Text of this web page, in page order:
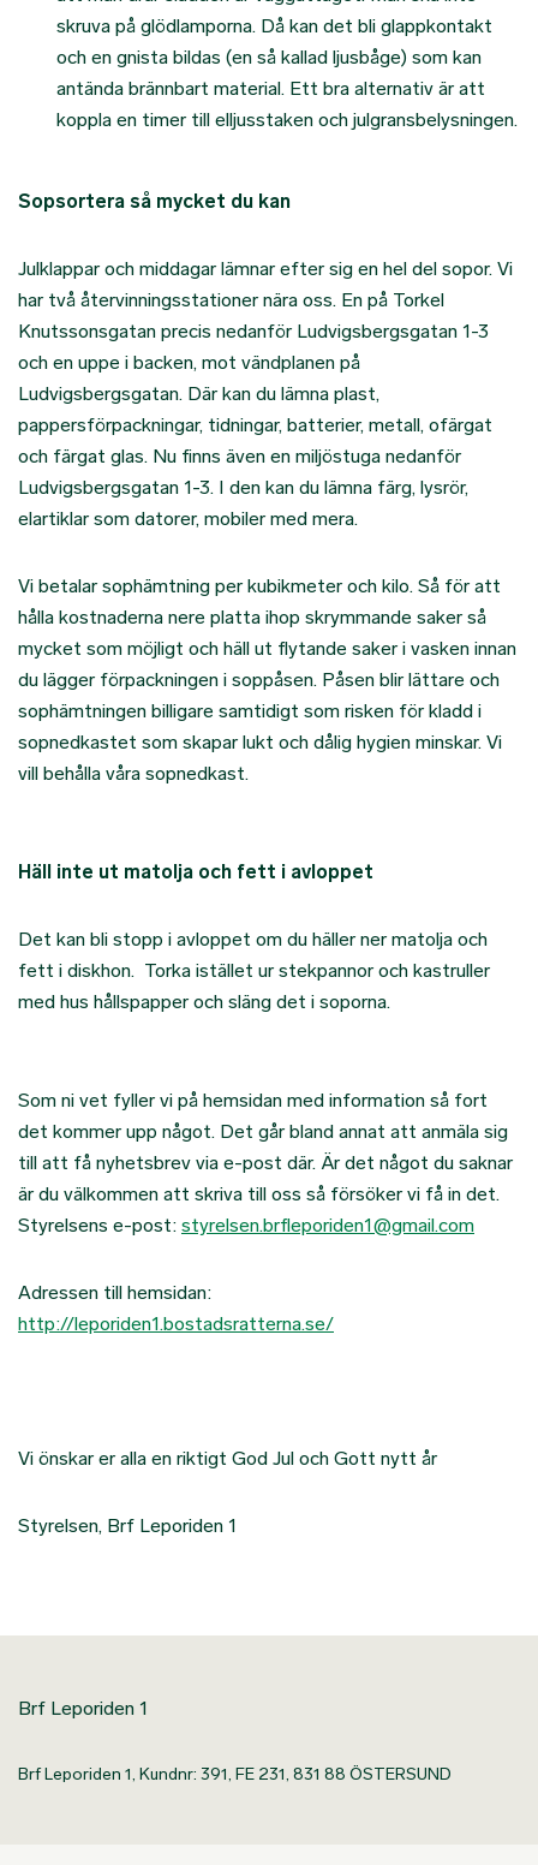
skruva på glödlamporna. Då kan det bli glappkontakt
och en gnista bildas (en så kallad ljusbåge) som kan
antända brännbart material. Ett bra alternativ är att
koppla en timer till elljusstaken och julgransbelysningen.
Sopsortera så mycket du kan
Julklappar och middagar lämnar efter sig en hel del sopor. Vi
har två återvinningsstationer nära oss. En på Torkel
Knutssonsgatan precis nedanför Ludvigsbergsgatan 1-3
och en uppe i backen, mot vändplanen på
Ludvigsbergsgatan. Där kan du lämna plast,
pappersförpackningar, tidningar, batterier, metall, ofärgat
och färgat glas. Nu finns även en miljöstuga nedanför
Ludvigsbergsgatan 1-3. I den kan du lämna färg, lysrör,
elartiklar som datorer, mobiler med mera.
Vi betalar sophämtning per kubikmeter och kilo. Så för att
hålla kostnaderna nere platta ihop skrymmande saker så
mycket som möjligt och häll ut flytande saker i vasken innan
du lägger förpackningen i soppåsen. Påsen blir lättare och
sophämtningen billigare samtidigt som risken för kladd i
sopnedkastet som skapar lukt och dålig hygien minskar. Vi
vill behålla våra sopnedkast.
Häll inte ut matolja och fett i avloppet
Det kan bli stopp i avloppet om du häller ner matolja och
fett i diskhon. Torka istället ur stekpannor och kastruller
med hus hållspapper och släng det i soporna.
Som ni vet fyller vi på hemsidan med information så fort
det kommer upp något. Det går bland annat att anmäla sig
till att få nyhetsbrev via e-post där. Är det något du saknar
är du välkommen att skriva till oss så försöker vi få in det.
Styrelsens e-post: styrelsen.brfleporiden1@gmail.com
Adressen till hemsidan:
http://leporiden1.bostadsratterna.se/
Vi önskar er alla en riktigt God Jul och Gott nytt år
Styrelsen, Brf Leporiden 1
Brf Leporiden 1
Brf Leporiden 1, Kundnr: 391, FE 231, 831 88 ÖSTERSUND